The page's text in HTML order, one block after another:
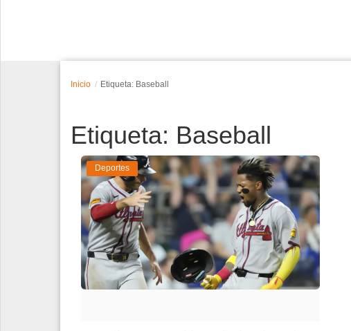
Inicio Etiqueta: Baseball
Etiqueta: Baseball
Deportes